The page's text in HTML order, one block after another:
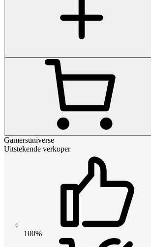
Gamersuniverse
Uitstekende verkoper
100%